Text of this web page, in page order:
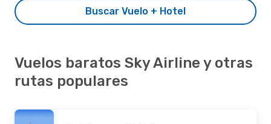
Buscar Vuelo + Hotel
Vuelos baratos Sky Airline y otras
rutas populares